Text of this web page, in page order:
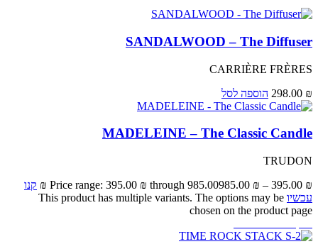
SANDALWOOD – The Diffuser
CARRIÈRE FRÈRES
298.00 ₪ הוספה לסל
MADELEINE – The Classic Candle
TRUDON
395.00 ₪
–
985.00 ₪
Price range: 395.00 ₪ through 985.00 ₪
קנו
עכשיו This product has multiple variants. The options may be
chosen on the product page